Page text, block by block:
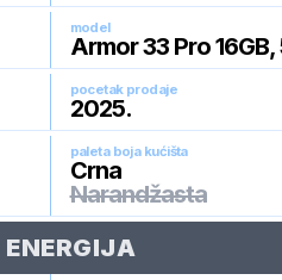
model
Armor 33 Pro 16GB,
pocetak prodaje
2025.
paleta boja kućišta
Crna
Narandžasta
ENERGIJA